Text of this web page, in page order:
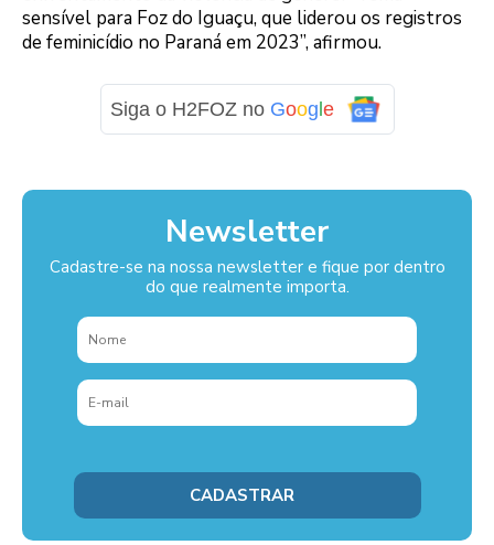
sensível para Foz do Iguaçu, que liderou os registros
de feminicídio no Paraná em 2023”, afirmou.
Siga o H2FOZ no Google
Newsletter
Cadastre-se na nossa newsletter e fique por dentro
do que realmente importa.